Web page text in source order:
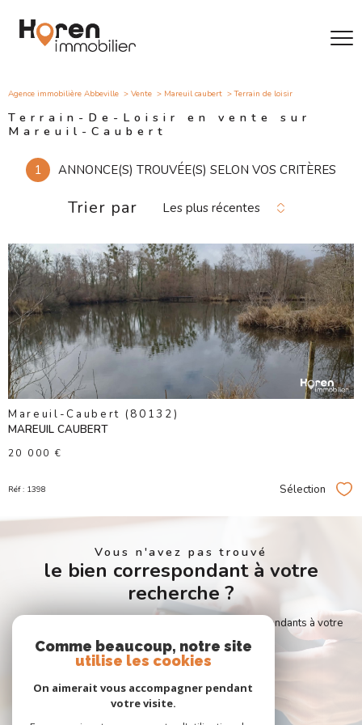
Agence immobilière Abbeville Vente Mareuil caubert Terrain de loisir
Terrain-De-Loisir en vente sur
Mareuil-Caubert
1 ANNONCE(S) TROUVÉE(S) SELON VOS CRITÈRES
Trier par Les plus récentes
VOIR LE
BIEN
Mareuil-Caubert (80132)
MAREUIL CAUBERT
20 000 €
Réf : 1398 Sélection
Vous n'avez pas trouvé
le bien correspondant à votre
recherche ?
Créer une alerte email et recevez les biens correspondants à votre
recherche dans votre boîte mail !
CRÉER L'ALERTE
Comme beaucoup, notre site
utilise les cookies
On aimerait vous accompagner pendant
votre visite.